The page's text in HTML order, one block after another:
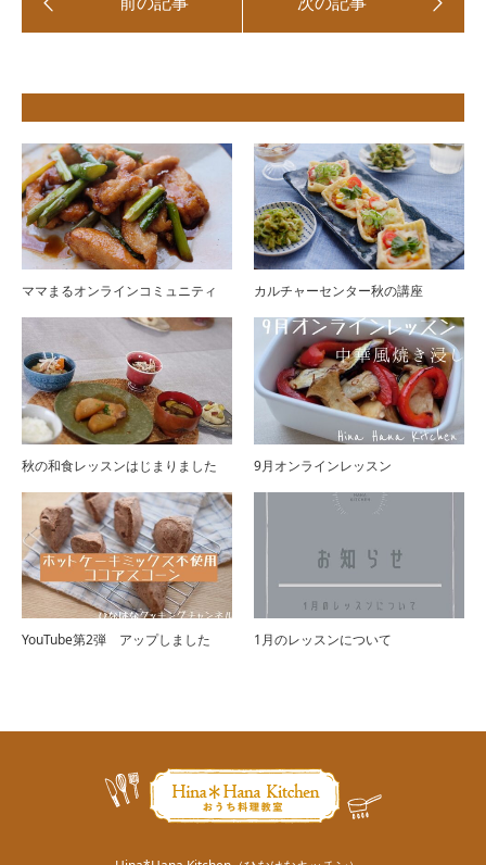
ママまるオンラインコミュニティ カルチャーセンター秋の講座
秋の和食レッスンはじまりました 9月オンラインレッスン
YouTube第2弾 アップしました 1月のレッスンについて